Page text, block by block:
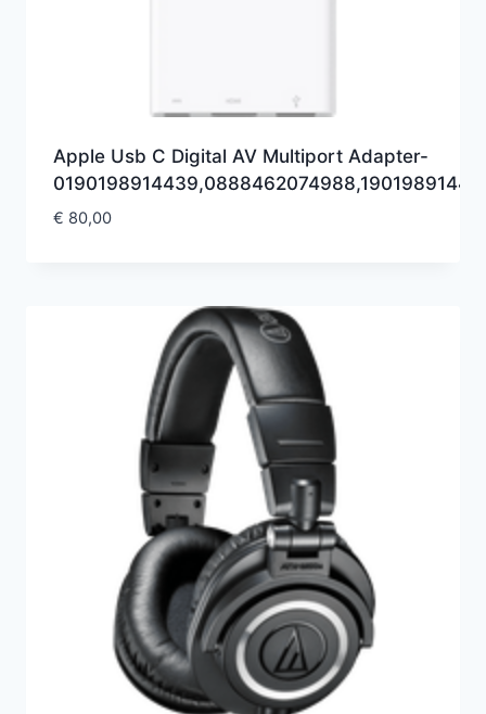
Apple Usb C Digital AV Multiport Adapter-
€ 80,00